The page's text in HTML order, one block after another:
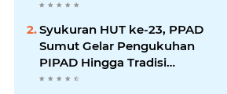
Santai di Mako Bekangdam I/BB
Syukuran HUT ke-23, PPAD
Sumut Gelar Pengukuhan
PIPAD Hingga Tradisi
Kekeluargaan